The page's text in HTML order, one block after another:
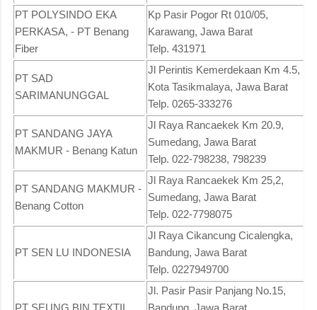
PT POLYSINDO EKA
PERKASA, - PT Benang
Fiber
Kp Pasir Pogor Rt 010/05,
Karawang, Jawa Barat
Telp. 431971
PT SAD
SARIMANUNGGAL
Jl Perintis Kemerdekaan Km 4.5,
Kota Tasikmalaya, Jawa Barat
Telp. 0265-333276
PT SANDANG JAYA
MAKMUR - Benang Katun
Jl Raya Rancaekek Km 20.9,
Sumedang, Jawa Barat
Telp. 022-798238, 798239
PT SANDANG MAKMUR -
Benang Cotton
Jl Raya Rancaekek Km 25,2,
Sumedang, Jawa Barat
Telp. 022-7798075
PT SEN LU INDONESIA
Jl Raya Cikancung Cicalengka,
Bandung, Jawa Barat
Telp. 0227949700
PT SEUNG BIN TEXTIL
Jl. Pasir Pasir Panjang No.15,
Bandung, Jawa Barat